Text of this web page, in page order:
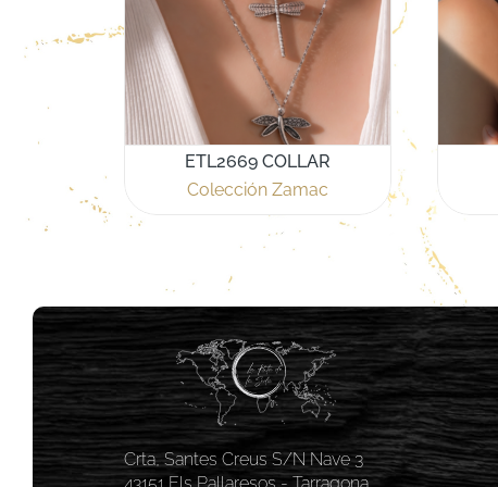
ETL2669 COLLAR
Colección Zamac
Crta, Santes Creus S/N Nave 3